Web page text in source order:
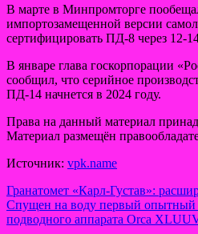
В марте в Минпромторге
импортозамещенной версии
сертифицировать ПД-8 через 12-
В январе глава госкорпорации
сообщил, что серийное
ПД-14 начнется в 2024 году.
Права на данный материал
Материал размещён
Источник: vpk.name
Навигация
по
Гранатомет «Карл-Густав»:
Спущен на воду первый опытный
подводного аппарата Orca